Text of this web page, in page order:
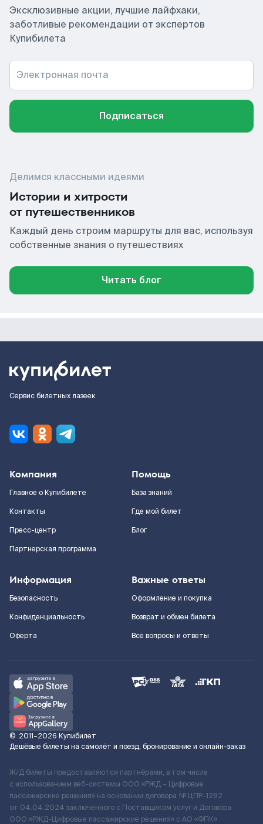
Эксклюзивные акции, лучшие лайфхаки,
заботливые рекомендации от экспертов
Купибилета
Электронная почта
Подписаться
Делимся классными идеями
Истории и хитрости
от путешественников
Каждый день строим маршруты для вас, используя
собственные знания о путешествиях
Читать блог
Сервис билетных лазеек
Компания
Главное о Купибилете
Контакты
Пресс-центр
Партнерская программа
Помощь
База знаний
Где мой билет
Блог
Информация
Безопасность
Конфиденциальность
Оферта
Важные ответы
Оформление и покупка
Возврат и обмен билета
Все вопросы и ответы
© 2011–2026 Купибилет
Дешёвые билеты на самолёт и поезд, бронирование и онлайн-заказ
Ж/Д билеты предоставляются партнёрами, в том числе
с использованием веб-системы ООО «РЖД – Цифровые
пассажирские решения» на основании договора № ЦПР-1282
от 04.04.2024 заключенного с Поставщиком услуг и Договора
ООО «РЖД-Цифровые пассажирские решения» c АО «ФПК»